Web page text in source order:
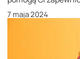
7 maja 2024